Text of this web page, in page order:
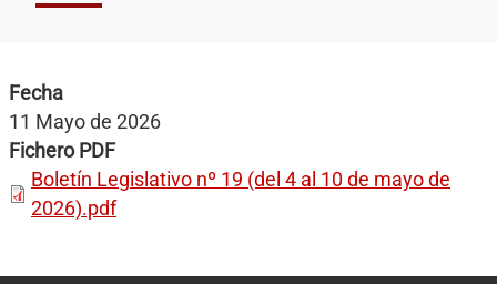
Fecha
11 Mayo de 2026
Fichero PDF
Boletín Legislativo nº 19 (del 4 al 10 de mayo de
2026).pdf